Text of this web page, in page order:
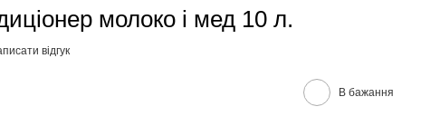
молоко і мед 10 л.
відгук
В бажання